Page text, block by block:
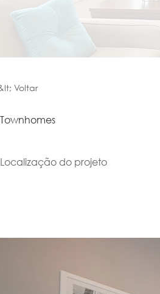
Voltar
Townhomes
Localização do projeto